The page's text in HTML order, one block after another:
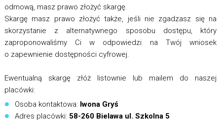
odmową, masz prawo złożyć skargę.
Skargę masz prawo złożyć także, jeśli nie zgadzasz się na
skorzystanie z alternatywnego sposobu dostępu, który
zaproponowaliśmy Ci w odpowiedzi na Twój wniosek
o zapewnienie dostępności cyfrowej.
Ewentualną skargę złóż listownie lub mailem do naszej
placówki:
Osoba kontaktowa: Iwona Gryś
Adres placówki: 58-260 Bielawa ul. Szkolna 5